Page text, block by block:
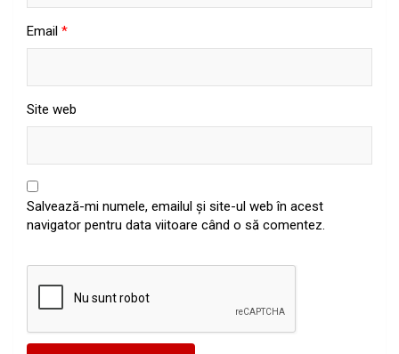
Email *
Site web
Salvează-mi numele, emailul și site-ul web în acest
navigator pentru data viitoare când o să comentez.